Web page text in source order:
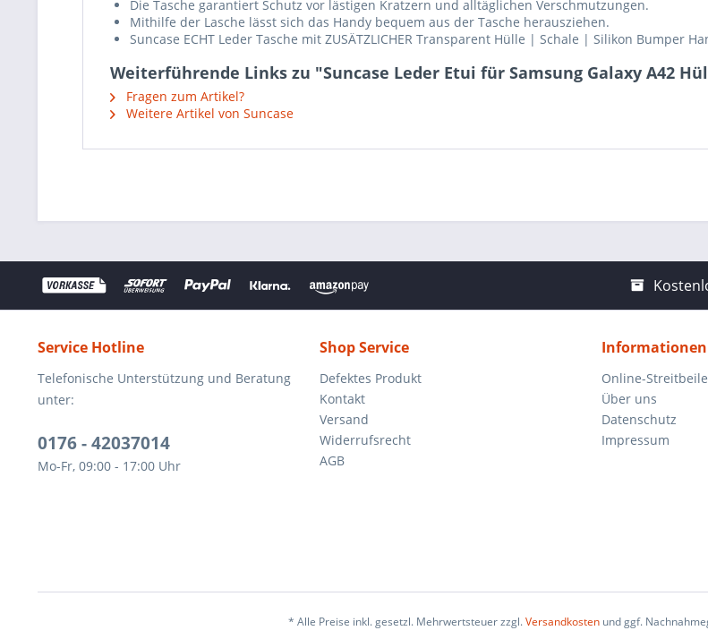
Die Tasche garantiert Schutz vor lästigen Kratzern und alltäglichen Verschmutzungen.
Mithilfe der Lasche lässt sich das Handy bequem aus der Tasche herausziehen.
Suncase ECHT Leder Tasche mit ZUSÄTZLICHER Transparent Hülle | Schale | Silikon Bumper
Weiterführende Links zu "Suncase Leder Etui für Samsung Galaxy A42
Fragen zum Artikel?
Weitere Artikel von Suncase
Service Hotline
Telefonische Unterstützung und Beratung
unter:
0176 - 42037014
Mo-Fr, 09:00 - 17:00 Uhr
Shop Service
Defektes Produkt
Kontakt
Versand
Widerrufsrecht
AGB
Informationen
Online-
Über uns
Datenschutz
Impressum
* Alle Preise inkl. gesetzl. Mehrwertsteuer zzgl.Versandkostenund ggf.